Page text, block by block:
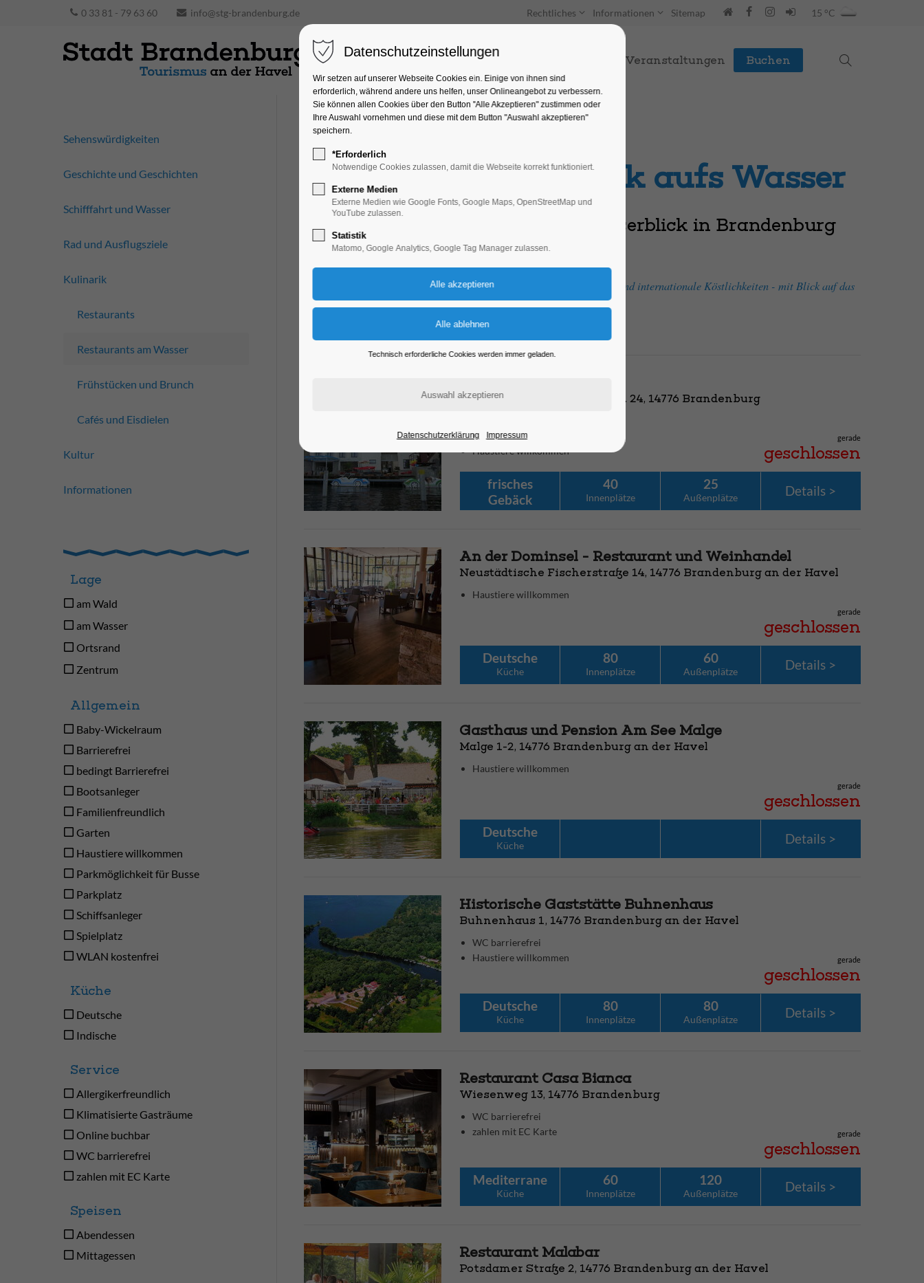
0 33 81 - 79 63 60 info@stg-brandenburg.de Rechtliches Informationen Sitemap 15 °C
Unterkünfte Entdecken & Erleben Veranstaltungen Buchen
Restaurants mit Blick aufs Wasser
Ausgewählte Restaurants mit Wasserblick in Brandenburg
an der Havel
Entdecken Sie auf einer kulinarischen Reise typisch heimische und internationale Köstlichkeiten - mit Blick auf das
Wasser. Genießen Sie Leckeres, Fruchtiges und Deftiges.
Neustädtische Wassertorstr. 24, 14776 Brandenburg
zahlen mit EC Karte
Haustiere willkommen
gerade
geschlossen
frisches
Gebäck
Küche
40
Innenplätze
25
Außenplätze Details
An der Dominsel - Restaurant und Weinhandel
Neustädtische Fischerstraße 14, 14776 Brandenburg an der Havel
Haustiere willkommen
gerade
geschlossen
Deutsche
Küche
80
Innenplätze
60
Außenplätze Details
Gasthaus und Pension Am See Malge
Malge 1-2, 14776 Brandenburg an der Havel
Haustiere willkommen
gerade
geschlossen
Deutsche
Küche Details
Historische Gaststätte Buhnenhaus
Buhnenhaus 1, 14776 Brandenburg an der Havel
WC barrierefrei
Haustiere willkommen
gerade
geschlossen
Deutsche
Küche
80
Innenplätze
80
Außenplätze Details
Restaurant Casa Bianca
Wiesenweg 13, 14776 Brandenburg
WC barrierefrei
zahlen mit EC Karte
gerade
geschlossen
Mediterrane
Küche
60
Innenplätze
120
Außenplätze Details
Restaurant Malabar
Potsdamer Straße 2, 14776 Brandenburg an der Havel
Sehenswürdigkeiten
Geschichte und Geschichten
Schifffahrt und Wasser
Rad und Ausflugsziele
Kulinarik
Restaurants
Restaurants am Wasser
Frühstücken und Brunch
Cafés und Eisdielen
Kultur
Informationen
Lage
am Wald
am Wasser
Ortsrand
Zentrum
Allgemein
Baby-Wickelraum
Barrierefrei
bedingt Barrierefrei
Bootsanleger
Familienfreundlich
Garten
Haustiere willkommen
Parkmöglichkeit für Busse
Parkplatz
Schiffsanleger
Spielplatz
WLAN kostenfrei
Küche
Deutsche
Indische
Service
Allergikerfreundlich
Klimatisierte Gasträume
Online buchbar
WC barrierefrei
zahlen mit EC Karte
Speisen
Abendessen
Mittagessen
Datenschutzeinstellungen
Wir setzen auf unserer Webseite Cookies ein. Einige von ihnen sind
erforderlich, während andere uns helfen, unser Onlineangebot zu verbessern.
Sie können allen Cookies über den Button "Alle Akzeptieren" zustimmen oder
Ihre Auswahl vornehmen und diese mit dem Button "Auswahl akzeptieren"
speichern.
*Erforderlich
Notwendige Cookies zulassen, damit die Webseite korrekt funktioniert.
Externe Medien
Externe Medien wie Google Fonts, Google Maps, OpenStreetMap und
YouTube zulassen.
Statistik
Matomo, Google Analytics, Google Tag Manager zulassen.
Technisch erforderliche Cookies werden immer geladen.
Datenschutzerklärung Impressum